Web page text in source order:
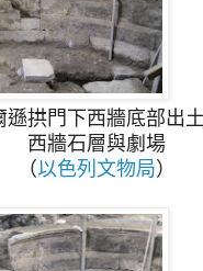
遜拱門下西牆底部出
西牆石層與劇場
（以色列文物局）